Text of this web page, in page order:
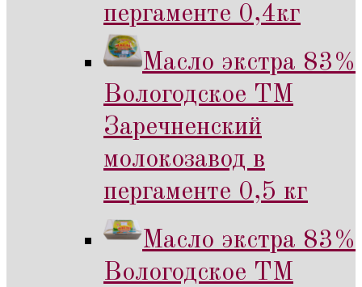
пергаменте 0,4кг
Масло экстра 83%
Вологодское ТМ
Заречненский
молокозавод в
пергаменте 0,5 кг
Масло экстра 83%
Вологодское ТМ